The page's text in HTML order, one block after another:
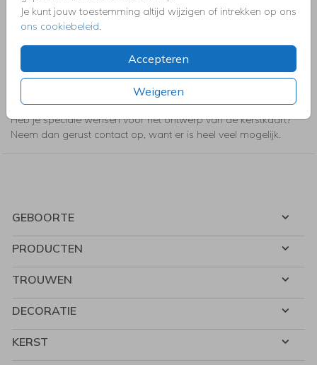
Je kunt jouw toestemming altijd wijzigen of intrekken op ons
ons cookiebeleid
Accepteren
Weigeren
Collectie
Het is onwijs leuk om persoonlijke originele kerstkaarten te
sturen. Als je creatief bent kun je met behulp van onze editor
zelf eenvoudig een kerstkaart ontwerpen. In onze tool vind je
alles wat je nodig hebt. Natuurlijk kun je er ook voor kiezen om
een kerstkaart te kiezen uit onze ruime collectie kerstkaarten.
Heb je speciale wensen voor het ontwerp van de kerstkaart?
Neem dan gerust contact op, want er is heel veel mogelijk.
GEBOORTE
PRODUCTEN
TROUWEN
DECORATIE
KERST